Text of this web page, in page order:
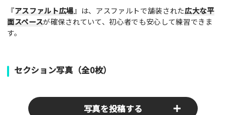
『アスファルト広場』は、アスファルトで舗装された広大な平
面スペースが確保されていて、初心者でも安心して練習できま
す。
セクション写真（全0枚）
写真を投稿する